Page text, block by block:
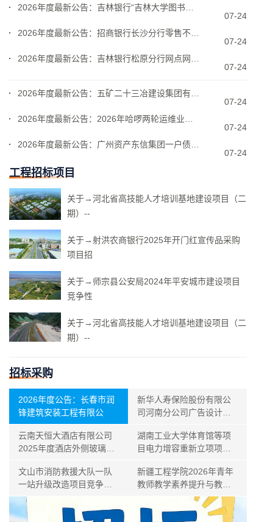
2026年度最新公告：吉林银行“吉林大学图书馆信息
07-24
2026年度最新公告：招商银行长沙分行零售不良贷款
07-24
2026年度最新公告：吉林银行松原分行网点网络专线
07-24
2026年度最新公告：五矿二十三冶建设集团有限公司
07-24
2026年度最新公告：2026年哈啰两轮运维业务外
07-24
2026年度最新公告：广州资产东信集团一户债权项目
07-24
工程招标项目
关于→河北省高技能人才培训基地建设项目（二
期）--
关于→射洪农商银行2025年开门红宣传品采购
项目招
关于→师宗县公安局2024年平安城市建设项目
竞争性
关于→河北省高技能人才培训基地建设项目（二
期）--
招标采购
2026年度公告：长春市润
锋建筑安装工程有限公
新华人寿保险股份有限公
司河南分公司广告设计制
云南天恒大酒店有限公司
2025年度酒店外侧玻璃清
湖南工业大学体育馆等项
目电力增容重新立项项目
文山市消防救援大队一队
一站升级改造项目竞争性
磋商公
新疆工程学院2026年青年
教师教学素养提升与教学